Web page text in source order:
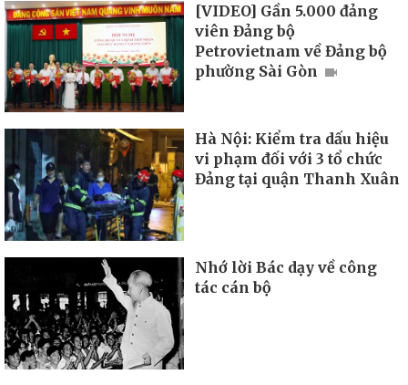
[VIDEO] Gần 5.000 đảng
viên Đảng bộ
Petrovietnam về Đảng bộ
phường Sài Gòn
Hà Nội: Kiểm tra dấu hiệu
vi phạm đối với 3 tổ chức
Đảng tại quận Thanh Xuân
Nhớ lời Bác dạy về công
tác cán bộ